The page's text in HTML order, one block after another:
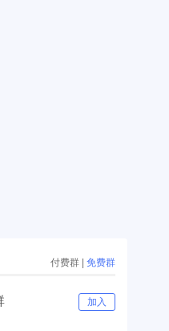
付费群 | 免费群
加入